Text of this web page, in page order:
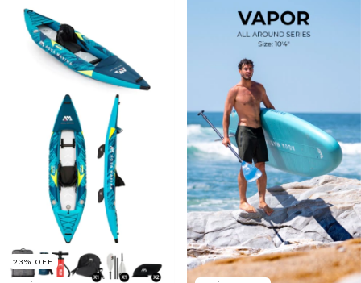
23% OFF